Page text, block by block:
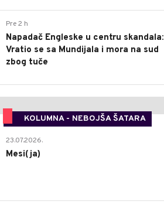
Pre 2 h
Napadač Engleske u centru skandala:
Vratio se sa Mundijala i mora na sud
zbog tuče
KOLUMNA - NEBOJŠA ŠATARA
23.07.2026.
Mesi(ja)